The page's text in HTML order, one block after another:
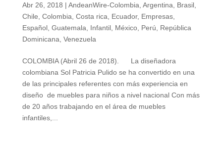
Abr 26, 2018 | AndeanWire-Colombia Argentina Brasil,
Chile Colombia Costa rica Ecuador, Empresas,
Español, Guatemala Infantil, México, Perú
República
Dominicana Venezuela
COLOMBIA (Abril 26 de 2018). La diseñadora
colombiana Sol Patricia Pulido se ha convertido en una
de las principales referentes con más experiencia en
diseño de muebles para niños a nivel nacional Con más
de 20 años trabajando en el área de muebles
infantiles,...